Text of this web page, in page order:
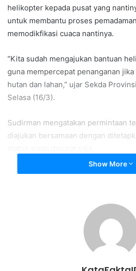
helikopter kepada pusat yang
untuk membantu proses
memodikfikasi cuaca nantinya.
“Kita sudah mengajukan bantuan
guna mempercepat penanganan
hutan dan lahan,” ujar Sekda
Selasa (16/3).
Sudirman mengatakan permintaan
diajukan bersamaan dengan
Dengn begitu, kombinasi antara
(TMC) seperti penaburan garam
“Informasinya, (helikopter)
Show More